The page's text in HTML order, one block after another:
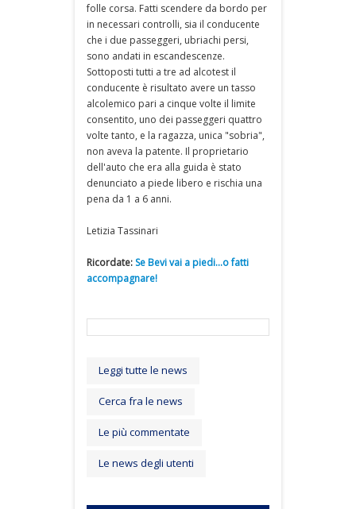
folle corsa. Fatti scendere da bordo per
in necessari controlli, sia il conducente
che i due passeggeri, ubriachi persi,
sono andati in escandescenze.
Sottoposti tutti a tre ad alcotest il
conducente è risultato avere un tasso
alcolemico pari a cinque volte il limite
consentito, uno dei passeggeri quattro
volte tanto, e la ragazza, unica "sobria",
non aveva la patente. Il proprietario
dell'auto che era alla guida è stato
denunciato a piede libero e rischia una
pena da 1 a 6 anni.
Letizia Tassinari
Ricordate: Se Bevi vai a piedi...o fatti
accompagnare!
Leggi tutte le news
Cerca fra le news
Le più commentate
Le news degli utenti